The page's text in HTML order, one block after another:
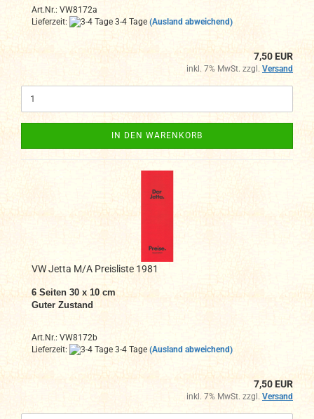
Art.Nr.: VW8172a
Lieferzeit:
3-4 Tage (Ausland abweichend)
7,50 EUR
inkl. 7% MwSt. zzgl. Versand
IN DEN WARENKORB
VW Jetta M/A Preisliste 1981
6 Seiten 30 x 10 cm
Guter Zustand
Art.Nr.: VW8172b
Lieferzeit:
3-4 Tage (Ausland abweichend)
7,50 EUR
inkl. 7% MwSt. zzgl. Versand